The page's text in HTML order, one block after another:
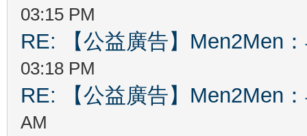
03:15 PM
RE: 【公益廣告】Men2Men
03:18 PM
RE: 【公益廣告】Men2Men
AM